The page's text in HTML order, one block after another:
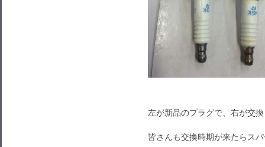
左が新品のプラグで、右が交
皆さんも交換時期が来たらス